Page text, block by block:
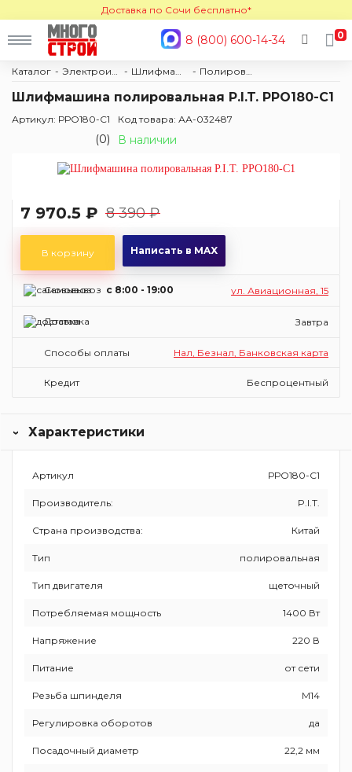
Доставка по Сочи бесплатно*
8 (800) 600-14-34 0
Каталог
Шлифмашина полировальная P.I.T. PPO180-C1
Артикул: РРО180-С1 Код товара: АА-032487
(0) В наличии
7 970.5 ₽ 8 390 ₽
В корзину Написать в MAX
Самовывоз c 8:00 - 19:00 ул. Авиационная, 15
Доставка Завтра
Способы оплаты Нал, Безнал, Банковская карта
Кредит Беспроцентный
Характеристики
Артикул РРО180-С1
Производитель: P.I.T.
Страна производства: Китай
Тип полировальная
Тип двигателя щеточный
Потребляемая мощность 1400 Вт
Напряжение 220 В
Питание от сети
Резьба шпинделя M14
Регулировка оборотов да
Посадочный диаметр 22,2 мм